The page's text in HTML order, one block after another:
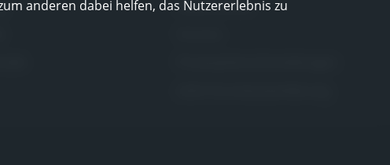
Datenschutz
anderen dabei helfen, das Nutzererlebnis zu